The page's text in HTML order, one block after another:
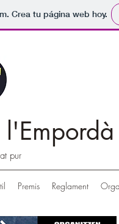
. Crea tu página web hoy.
pur
Premis Reglament